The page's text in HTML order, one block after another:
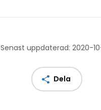
Senast uppdaterad: 2020-
Dela